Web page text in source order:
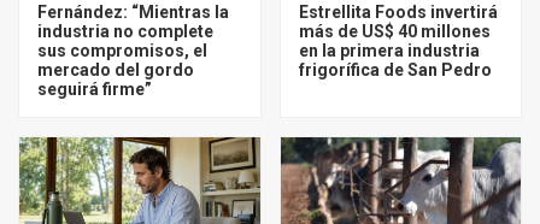
Fernández: “Mientras la
industria no complete
sus compromisos, el
mercado del gordo
seguirá firme”
Estrellita Foods invertirá
más de US$ 40 millones
en la primera industria
frigorífica de San Pedro